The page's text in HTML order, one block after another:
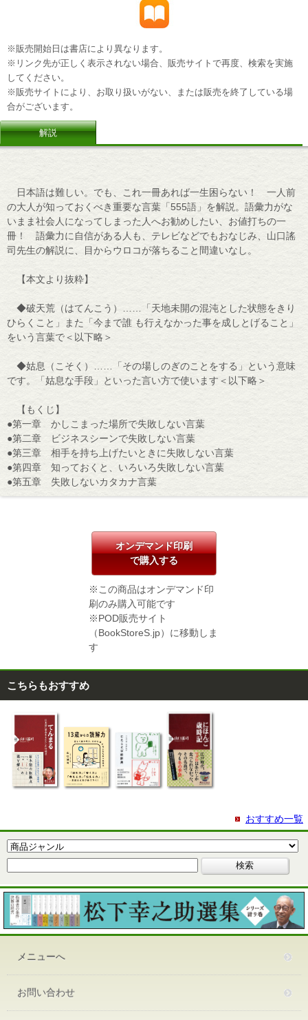
※販売開始日は書店により異なります。
※リンク先が正しく表示されない場合、販売サイトで再度、検索を実施
してください。
※販売サイトにより、お取り扱いがない、または販売を終了している場
合がございます。
解説
日本語は難しい。でも、これ一冊あれば一生困らない！ 一人前
の大人が知っておくべき重要な言葉「555語」を解説。語彙力がな
いまま社会人になってしまった人へお勧めしたい、お値打ちの一
冊！ 語彙力に自信がある人も、テレビなどでもおなじみ、山口謠
司先生の解説に、目からウロコが落ちること間違いなし。
【本文より抜粋】
◆破天荒（はてんこう）……「天地未開の混沌とした状態をきり
ひらくこと」また「今まで誰 も行えなかった事を成しとげること」
をいう言葉で＜以下略＞
◆姑息（こそく）……「その場しのぎのことをする」という意味
です。「姑息な手段」といった言い方で使います＜以下略＞
【もくじ】
●第一章 かしこまった場所で失敗しない言葉
●第二章 ビジネスシーンで失敗しない言葉
●第三章 相手を持ち上げたいときに失敗しない言葉
●第四章 知っておくと、いろいろ失敗しない言葉
●第五章 失敗しないカタカナ言葉
オンデマンド印刷
で購入する
※この商品はオンデマンド印
刷のみ購入可能です
※POD販売サイト
（BookStoreS.jp）に移動しま
す
こちらもおすすめ
おすすめ一覧
メニューへ
お問い合わせ